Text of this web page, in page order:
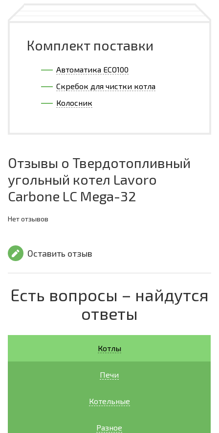
Комплект поставки
Автоматика ECO100
Скребок для чистки котла
Колосник
Отзывы о Твердотопливный
угольный котел Lavoro
Carbone LC Mega-32
Нет отзывов
Оставить отзыв
Есть вопросы – найдутся
ответы
Котлы
Печи
Котельные
Разное